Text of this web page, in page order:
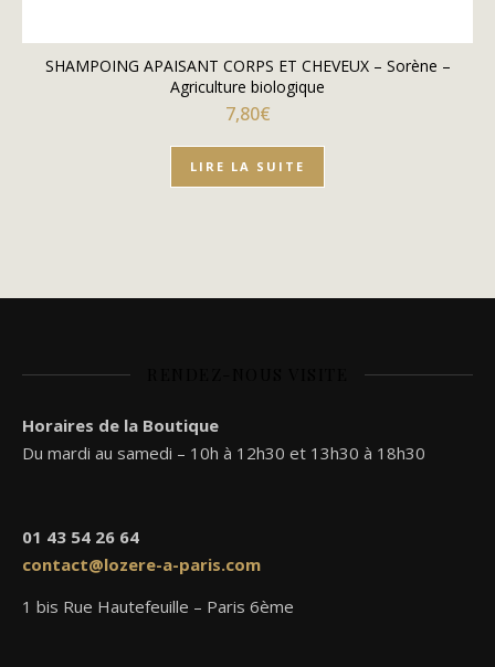
SHAMPOING APAISANT CORPS ET CHEVEUX – Sorène –
Agriculture biologique
7,80€
LIRE LA SUITE
Horaires de la Boutique
Du mardi au samedi – 10h à 12h30 et 13h30 à 18h30
01 43 54 26 64
contact@lozere-a-paris.com
1 bis Rue Hautefeuille – Paris 6ème